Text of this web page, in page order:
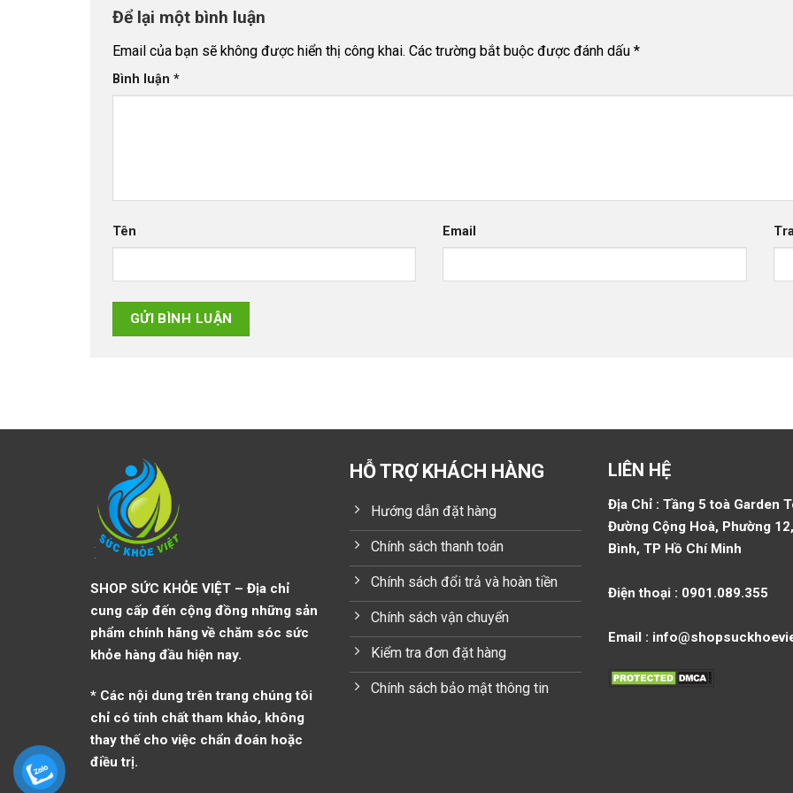
Để lại một bình luận
Email của bạn sẽ không được hiển thị công khai. Các trường bắt buộc được đánh dấu *
Bình luận *
Tên Email
SHOP SỨC KHỎE VIỆT – Địa chỉ
cung cấp đến cộng đồng những sản
phẩm chính hãng về chăm sóc sức
khỏe hàng đầu hiện nay.
* Các nội dung trên trang chúng tôi
chỉ có tính chất tham khảo, không
thay thế cho việc chẩn đoán hoặc
điều trị.
HỖ TRỢ KHÁCH HÀNG
Hướng dẫn đặt hàng
Chính sách thanh toán
Chính sách đổi trả và hoàn tiền
Chính sách vận chuyển
Kiểm tra đơn đặt hàng
Chính sách bảo mật thông tin
LIÊN HỆ
Địa Chỉ : Tầng 5 toà Garden
Đường Cộng Hoà, Phường
Bình, TP Hồ Chí Minh
Điện thoại : 0901.089.355
Email :